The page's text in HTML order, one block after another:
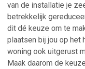
van de installatie je
betrekkelijk
dit dé keuze om te
plaatsen bij jou op het
woning ook uitgerust
Maak daarom de